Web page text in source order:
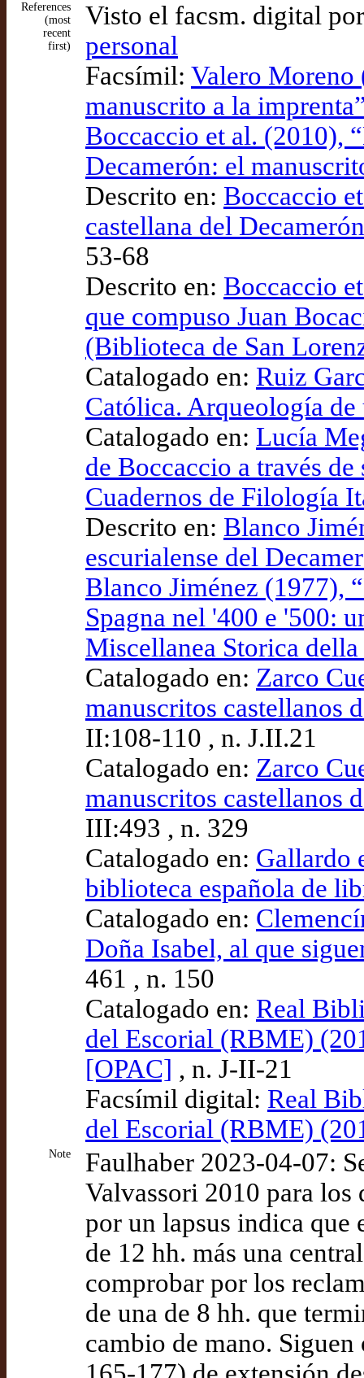
References
(most
recent
first)
Visto el facsm. digital
personal
Facsímil: Valero Moreno
manuscrito a la
Boccaccio et al. (2010),
Decamerón: el
Descrito en: Boccaccio
castellana del
53-68
Descrito en: Boccaccio
que compuso Juan
(Biblioteca de San
Catalogado en: Ruiz
Católica. Arqueología
Catalogado en: Lucía
de Boccaccio a través
Cuadernos de Filología
Descrito en: Blanco
escurialense del
Blanco Jiménez (1977),
Spagna nel '400 e '500:
Miscellanea Storica della
Catalogado en: Zarco
manuscritos castellanos
II:108-110 , n. J.II.21
Catalogado en: Zarco
manuscritos castellanos
III:493 , n. 329
Catalogado en: Gallardo
biblioteca española de
Catalogado en:
Doña Isabel, al que
461 , n. 150
Catalogado en: Real
del Escorial (RBME)
[OPAC] , n. J-II-21
Facsímil digital: Real
del Escorial (RBME)
Note
Faulhaber 2023-04-07:
Valvassori 2010 para
por un lapsus indica que
de 12 hh. más una
comprobar por los
de una de 8 hh. que
cambio de mano.